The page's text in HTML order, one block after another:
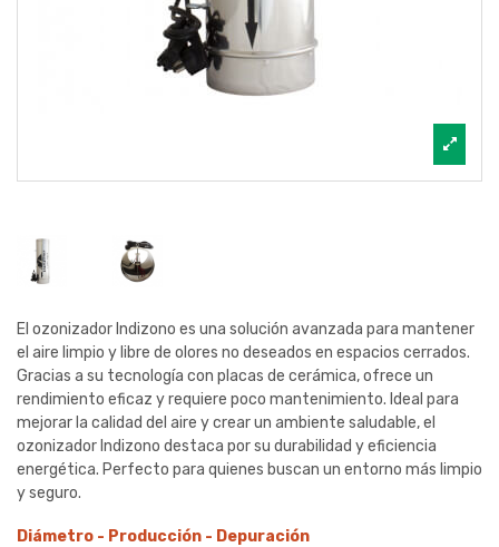
El ozonizador Indizono es una solución avanzada para mantener
el aire limpio y libre de olores no deseados en espacios cerrados.
Gracias a su tecnología con placas de cerámica, ofrece un
rendimiento eficaz y requiere poco mantenimiento. Ideal para
mejorar la calidad del aire y crear un ambiente saludable, el
ozonizador Indizono destaca por su durabilidad y eficiencia
energética. Perfecto para quienes buscan un entorno más limpio
y seguro.
Diámetro - Producción - Depuración